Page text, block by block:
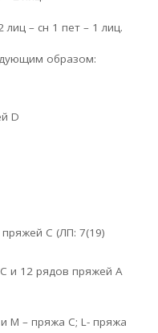
лиц – сн 1 пет – 1 лиц.
образом:
D
С (ЛП: 7(19)
и 12 рядов пряжей А
М – пряжа С; L- пряжа